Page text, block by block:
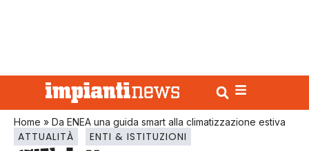
Home » Da ENEA una guida smart alla climatizzazione estiva
ATTUALITÀ ENTI & ISTITUZIONI